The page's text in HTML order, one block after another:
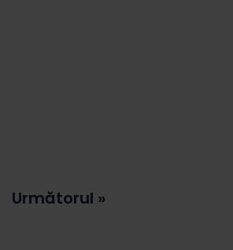
Următorul »